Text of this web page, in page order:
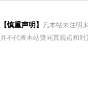
【慎重声明】
凡本站未注明
并不代表本站赞同其观点和